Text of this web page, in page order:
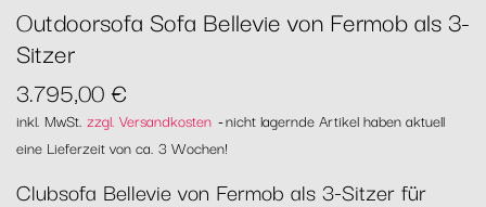
Outdoorsofa Sofa Bellevie von Fermob als 3-
Sitzer
3.795,00 €
inkl. MwSt. zzgl. Versandkosten nicht lagernde Artikel haben aktuell
eine Lieferzeit von ca. 3 Wochen!
Clubsofa Bellevie von Fermob als 3-Sitzer für